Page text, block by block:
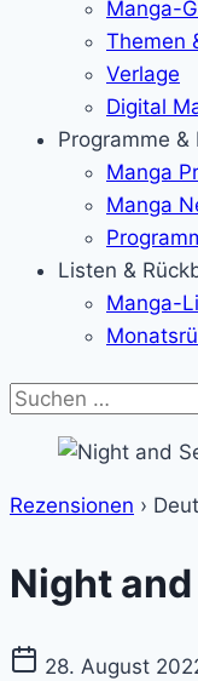
Manga-
Themen
Verlage
Digital
Programme &
Manga
Manga
Listen &
Manga-
Suche
Rezensionen ›
Night
28. August